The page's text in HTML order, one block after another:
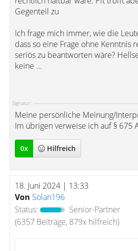
Gegenteil zu
Ich frage mich immer, wie die
dass so eine Frage ohne Kenntnis
seriös zu beantworten wäre?
keine ...
Signatur:
Meine persönliche Meinung/
Im übrigen verweise ich auf § 675
0x Hilfreich
18. Juni 2024 | 13:33
Von Solan196
Status:
Senior-Partner
(6357 Beiträge, 879x hilfreich)